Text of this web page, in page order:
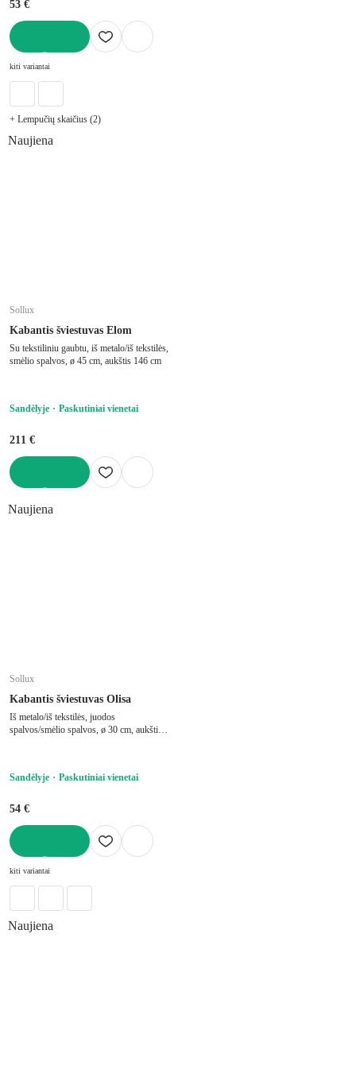
53 €
kiti variantai
+ Lempučių skaičius (2)
Naujiena
Sollux
Kabantis šviestuvas Elom
Su tekstiliniu gaubtu, iš metalo/iš tekstilės,
smėlio spalvos, ø 45 cm, aukštis 146 cm
Sandėlyje Paskutiniai vienetai
211 €
Naujiena
Sollux
Kabantis šviestuvas Olisa
Iš metalo/iš tekstilės, juodos
spalvos/smėlio spalvos, ø 30 cm, aukštis
Sandėlyje Paskutiniai vienetai
54 €
kiti variantai
Naujiena